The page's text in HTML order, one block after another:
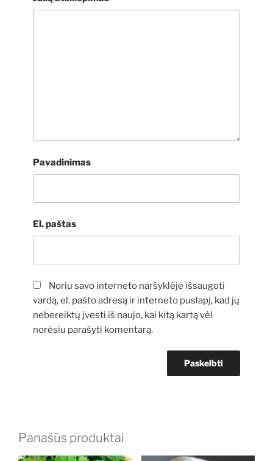
Pavadinimas
El. paštas
Noriu savo interneto naršyklėje išsaugoti
vardą, el. pašto adresą ir interneto puslapį, kad jų
nebereiktų įvesti iš naujo, kai kitą kartą vėl
norėsiu parašyti komentarą.
Panašūs produktai